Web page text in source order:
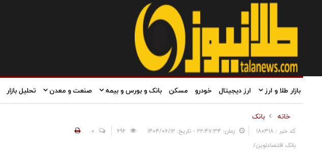
بازار طلا و ارز ارز دیجیتال خودرو مسکن بانک و بورس و بیمه صنعت و معدن تحلیل بازار
خانه بانک
کد خبر : 180318 زمان: ۲۲:۴۷:۳۴ - تاریخ: ۱۴۰۴/۰۶/۱۲
0
بانک اقتصادنوین/